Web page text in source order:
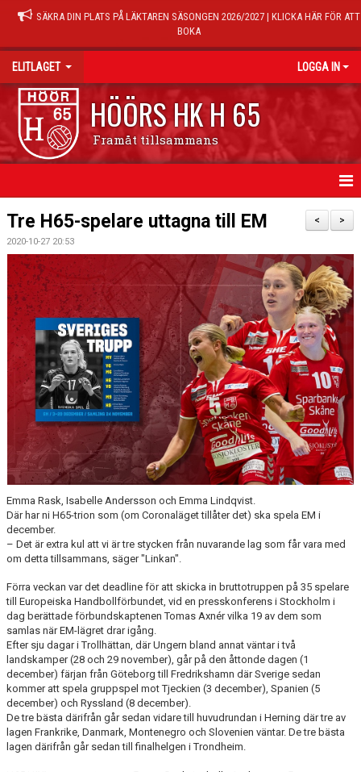
SÄKRA DIN PLATS PÅ LÄKTAREN SÄSONGEN 2026/2027 | KLICKA HÄR FÖR ATT
BOKA
ELITLAGET LOGGA IN
HÖÖRS HK H 65
Framåt tillsammans
HEM
NYHETER
TRUPPEN
MATCHER
KALENDER
TRÄNINGSTIDER
TABELL
HANDBOLLSLIGANDAM.SE
GAMEDAY-APPEN
MATCHPROGRAM
KONTAKT
>
<
Tre H65-spelare uttagna till EM
2020-10-27 20:53
Emma Rask, Isabelle Andersson och Emma Lindqvist.
Där har ni H65-trion som (om Coronaläget tillåter det) ska spela EM i
december.
– Det är extra kul att vi är tre stycken från nuvarande lag som får vara med
om detta tillsammans, säger "Linkan".
Förra veckan var det deadline för att skicka in bruttotruppen på 35 spelare
till Europeiska Handbollförbundet, vid en presskonferens i Stockholm i
dag berättade förbundskaptenen Tomas Axnér vilka 19 av dem som
samlas när EM-lägret drar igång.
Efter sju dagar i Trollhättan, där Ungern bland annat väntar i två
landskamper (28 och 29 november), går på den åttonde dagen (1
december) färjan från Göteborg till Fredrikshamn där Sverige sedan
kommer att spela gruppspel mot Tjeckien (3 december), Spanien (5
december) och Ryssland (8 december).
De tre bästa därifrån går sedan vidare till huvudrundan i Herning där tre av
lagen Frankrike, Danmark, Montenegro och Slovenien väntar. De tre bästa
lagen därifrån går sedan till finalhelgen i Trondheim.